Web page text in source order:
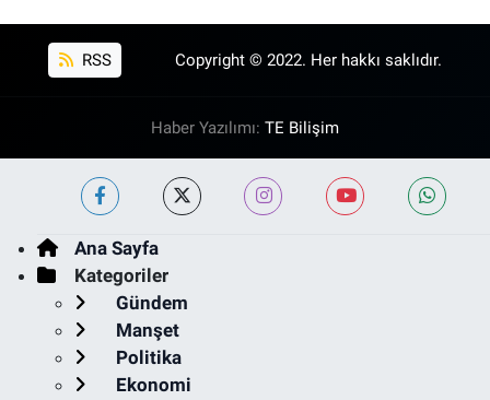
RSS Copyright © 2022. Her hakkı saklıdır.
Haber Yazılımı: TE Bilişim
Ana Sayfa
Kategoriler
Gündem
Manşet
Politika
Ekonomi